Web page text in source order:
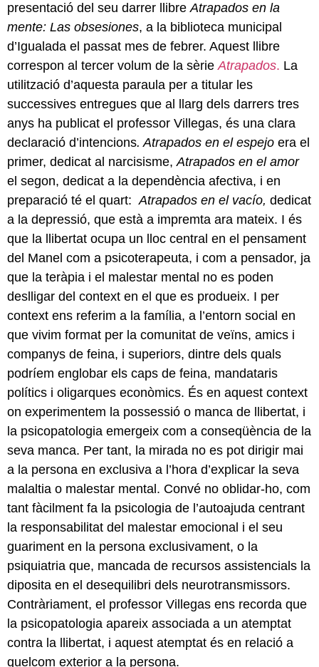
presentació del seu darrer llibreAtrapados en la
mente: Las obsesiones, a la biblioteca municipal
d’Igualada el passat mes de febrer. Aquest llibre
correspon al tercer volum de la sèrieAtrapados. La
utilització d’aquesta paraula per a titular les
successives entregues que al llarg dels darrers tres
anys ha publicat el professor Villegas, és una clara
declaració d’intencions. Atrapados en el espejo era el
primer, dedicat al narcisisme,Atrapados en el amor
el segon, dedicat a la dependència afectiva, i en
preparació té el quart:Atrapados en el vacío, dedicat
a la depressió, que està a impremta ara mateix. I és
que la llibertat ocupa un lloc central en el pensament
del Manel com a psicoterapeuta, i com a pensador, ja
que la teràpia i el malestar mental no es poden
deslligar del context en el que es produeix. I per
context ens referim a la família, a l’entorn social en
que vivim format per la comunitat de veïns, amics i
companys de feina, i superiors, dintre dels quals
podríem englobar els caps de feina, mandataris
polítics i oligarques econòmics. És en aquest context
on experimentem la possessió o manca de llibertat, i
la psicopatologia emergeix com a conseqüència de la
seva manca. Per tant, la mirada no es pot dirigir mai
a la persona en exclusiva a l’hora d’explicar la seva
malaltia o malestar mental. Convé no oblidar-ho, com
tant fàcilment fa la psicologia de l’autoajuda centrant
la responsabilitat del malestar emocional i el seu
guariment en la persona exclusivament, o la
psiquiatria que, mancada de recursos assistencials la
diposita en el desequilibri dels neurotransmissors.
Contràriament, el professor Villegas ens recorda que
la psicopatologia apareix associada a un atemptat
contra la llibertat, i aquest atemptat és en relació a
quelcom exterior a la persona.